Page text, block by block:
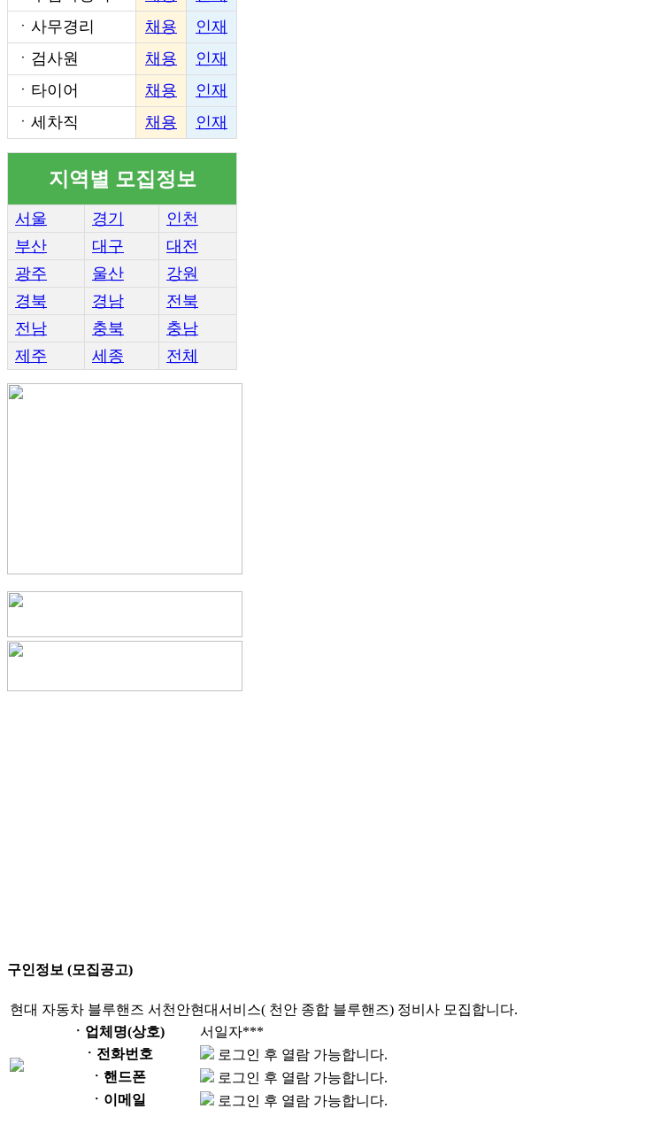
ㆍ 사무경리 채용
인재
ㆍ 검사원 채용
인재
ㆍ 타이어 채용
인재
ㆍ 세차직 채용 인재
지역별 모집정보
서울 경기
인천
부산
대구
대전
광주
울산
강원
경북
경남
전북
전남
충북
충남
제주
세종 전체
구인정보 (모집공고)
현대 자동차 블루핸즈 서천안현대서비스( 천안 종합 블루핸즈) 정비사 모집합니다.
ㆍ업체명(상호)
서일자***
ㆍ전화번호
로그인 후 열람 가능합니다.
ㆍ핸드폰
로그인 후 열람 가능합니다.
ㆍ이메일
로그인 후 열람 가능합니다.